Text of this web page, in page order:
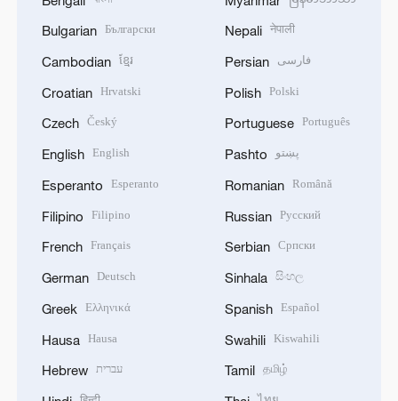
Bulgarian Български
Cambodian ខ្មែរ
Croatian Hrvatski
Czech Český
English English
Esperanto Esperanto
Filipino Filipino
French Français
German Deutsch
Greek Ελληνικά
Hausa Hausa
Hebrew עברית
Nepali नेपाली
Persian فارسی
Polish Polski
Portuguese Português
Pashto پښتو
Romanian Română
Russian Русский
Serbian Српски
Sinhala සිංහල
Spanish Español
Swahili Kiswahili
Tamil தமிழ்